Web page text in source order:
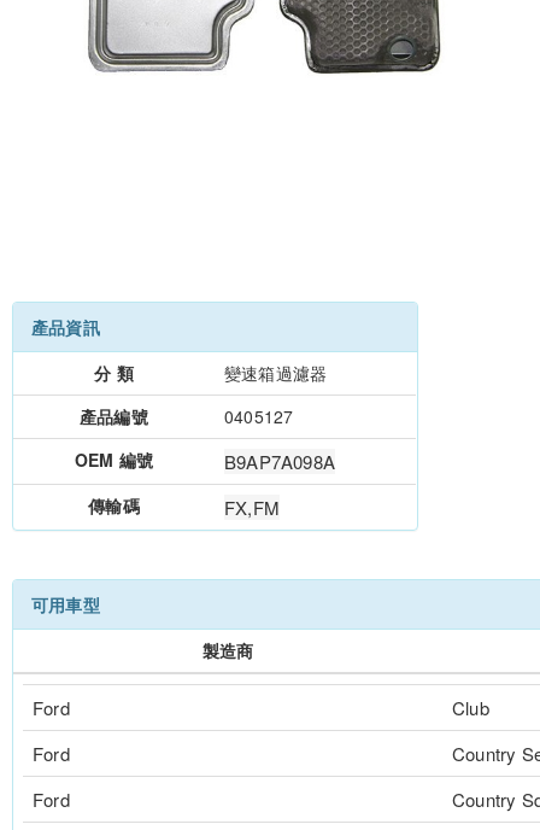
產品資訊
分 類
變速箱過濾器
產品編號
0405127
OEM 編號
B9AP7A098A
傳輸碼 FX,FM
可用車型
製造商
Ford
Club
Ford
Country
Ford
Country